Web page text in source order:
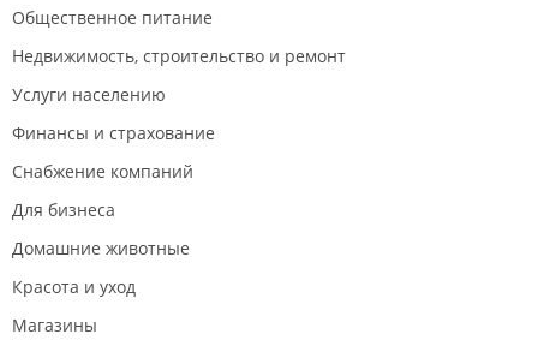
Общественное питание
Недвижимость, строительство и ремонт
Услуги населению
Финансы и страхование
Снабжение компаний
Для бизнеса
Домашние животные
Красота и уход
Магазины